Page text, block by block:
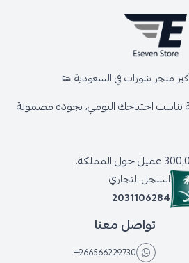
متجر شوزات في السعودية 👟
تناسب احتياجك اليومي، بجودة مضمونة
السجل التجاري
2031106284
تواصل معنا
+966566229730